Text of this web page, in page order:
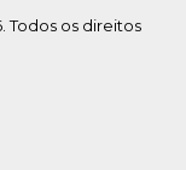
Todos os direitos